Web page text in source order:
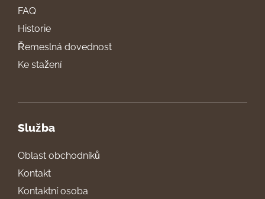
FAQ
Historie
Řemeslná dovednost
Ke stažení
Služba
Oblast obchodníků
Kontakt
Kontaktní osoba